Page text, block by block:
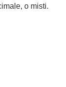
o misti.